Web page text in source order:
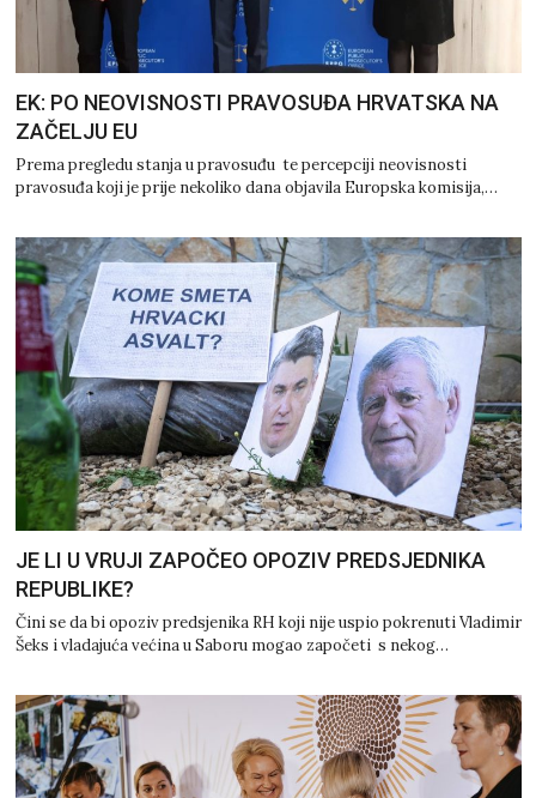
EK: PO NEOVISNOSTI PRAVOSUĐA HRVATSKA NA
ZAČELJU EU
Prema pregledu stanja u pravosuđu te percepciji neovisnosti
pravosuđa koji je prije nekoliko dana objavila Europska komisija,…
JE LI U VRUJI ZAPOČEO OPOZIV PREDSJEDNIKA
REPUBLIKE?
Čini se da bi opoziv predsjenika RH koji nije uspio pokrenuti Vladimir
Šeks i vladajuća većina u Saboru mogao započeti s nekog…